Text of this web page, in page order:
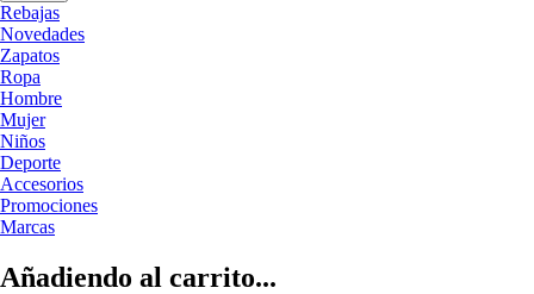
Rebajas
Novedades
Zapatos
Ropa
Hombre
Mujer
Niños
Deporte
Accesorios
Promociones
Marcas
Añadiendo al carrito...